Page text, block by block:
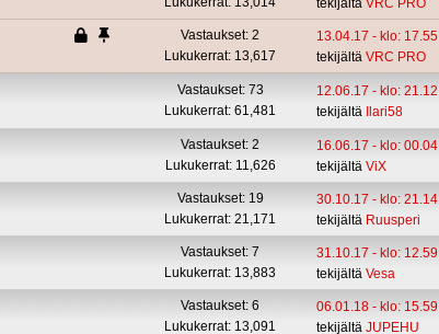
tekijältäVRC PRO
Vastaukset: 2
Lukukerrat: 13,617
13.04.17 - klo: 17.55
tekijältäVRC PRO
Vastaukset: 73
Lukukerrat: 61,481
12.06.17 - klo: 21.12
tekijältä
Ilari58
Vastaukset: 2
Lukukerrat: 11,626
16.06.17 - klo: 00.04
tekijältäViX
Vastaukset: 19
Lukukerrat: 21,171
30.10.17 - klo: 21.14
tekijältä Ruusperi
Vastaukset: 7
Lukukerrat: 13,883
31.10.17 - klo: 12.59
tekijältäVesa
Vastaukset: 6
Lukukerrat: 13,091
06.01.18 - klo: 15.59
tekijältäJUPEHU